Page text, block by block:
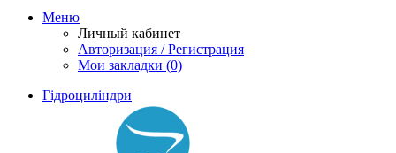
Меню
Личный кабинет
Авторизация / Регистрация
Мои закладки (0)
Гідроциліндри